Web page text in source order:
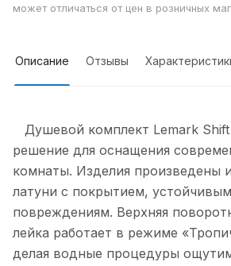
может отличаться от цен в розничных
Описание Отзывы
Душевой комплект Lemark Shift
решение для оснащения
комнаты. Изделия произведены
латуни с покрытием,
повреждениям. Верхняя
лейка работает в режиме
делая водные процедуры